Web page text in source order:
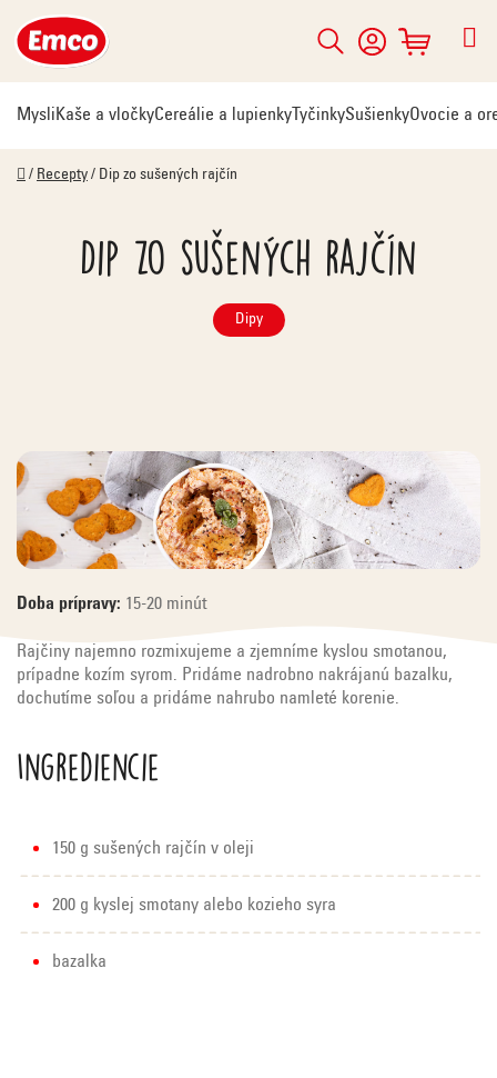
na
obsah
Hľadať
NÁKUPNÝ
KOŠÍK
MysliKaše a vločkyCereálie a lupienky TyčinkySušienkyOvocie a
Domov
/ Recepty / Dip zo sušených rajčín
Dip zo sušených rajčín
Dipy
Doba prípravy: 15-20 minút
Rajčiny najemno rozmixujeme a zjemníme kyslou smotanou,
prípadne kozím syrom. Pridáme nadrobno nakrájanú bazalku,
dochutíme soľou a pridáme nahrubo namleté korenie.
Ingrediencie
150 g sušených rajčín v oleji
200 g kyslej smotany alebo kozieho syra
bazalka